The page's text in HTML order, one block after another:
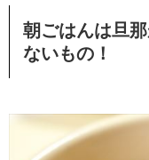
朝ごはんは旦
ないもの！